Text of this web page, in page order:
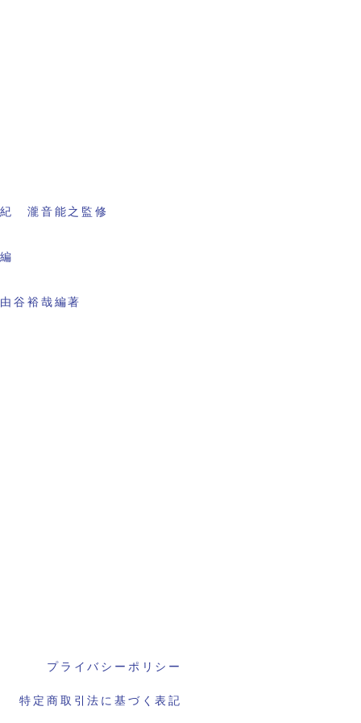
紀 瀧音能之監修
谷裕哉編著
プライバシーポリシー
特定商取引法に基づく表記